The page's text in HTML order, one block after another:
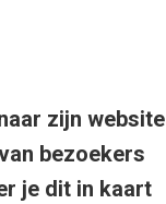
zijn website
bezoekers
je dit in kaart